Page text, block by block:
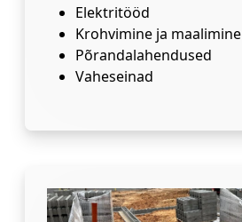
Elektritööd
Krohvimine ja maalimine
Põrandalahendused
Vaheseinad